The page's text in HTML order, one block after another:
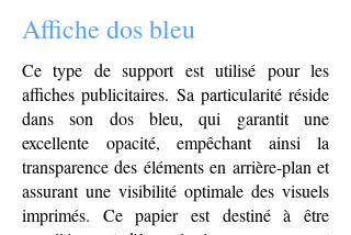
Affiche dos bleu
​Ce type de support est utilisé pour les
affiches publicitaires. Sa particularité réside
dans son dos bleu, qui garantit une
excellente opacité, empêchant ainsi la
transparence des éléments en arrière-plan et
assurant une visibilité optimale des visuels
imprimés. Ce papier est destiné à être